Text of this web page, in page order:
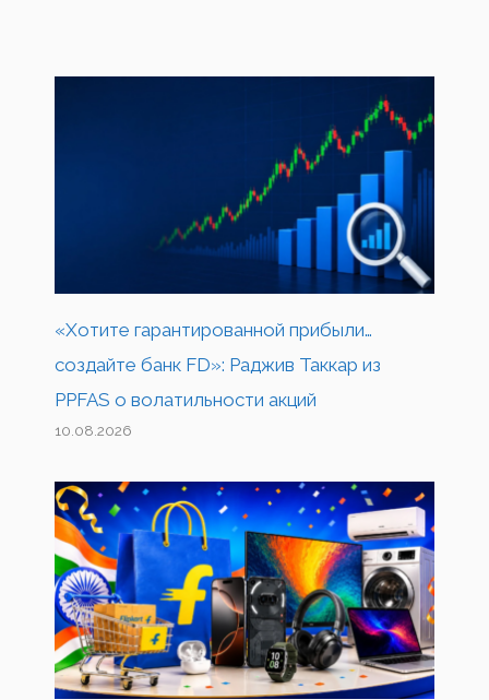
«Хотите гарантированной прибыли…
создайте банк FD»: Раджив Таккар из
PPFAS о волатильности акций
10.08.2026